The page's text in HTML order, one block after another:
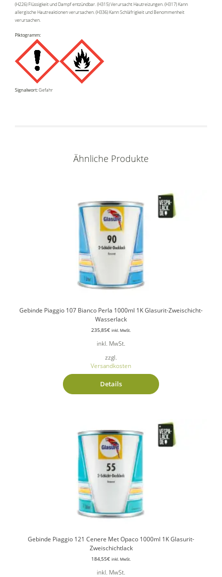
(H226) Flüssigkeit und Dampf entzündbar. (H315) Verursacht Hautreizungen. (H317) Kann
allergische Hautreaktionen verursachen. (H336) Kann Schläfrigkeit und Benommenheit
verursachen.
Piktogramm:
Signalwort:Gefahr
Ähnliche Produkte
Gebinde Piaggio 107 Bianco Perla 1000ml 1K Glasurit-Zweischicht-
Wasserlack
235,85€ inkl. MwSt.
inkl. MwSt.
zzgl.
Versandkosten
Details
Gebinde Piaggio 121 Cenere Met Opaco 1000ml 1K Glasurit-
Zweischichtlack
184,55€ inkl. MwSt.
inkl. MwSt.